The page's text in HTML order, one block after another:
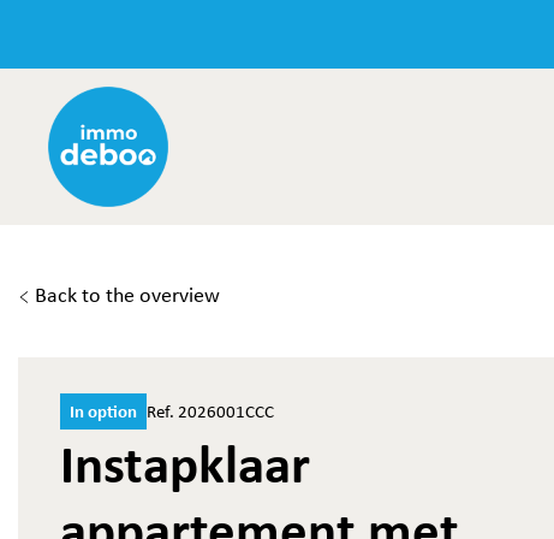
Back to the overview
In option Ref. 2026001CCC
Instapklaar